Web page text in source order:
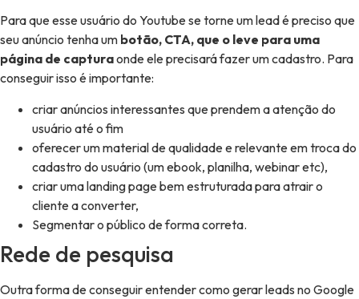
Para que esse usuário do Youtube se torne um lead é preciso que
seu anúncio tenha um botão, CTA, que o leve para uma
página de capturaonde ele precisará fazer um cadastro. Para
conseguir isso é importante:
criar anúncios interessantes que prendem a atenção do
usuário até o fim
oferecer um material de qualidade e relevante em troca do
cadastro do usuário (um ebook, planilha, webinar etc),
criar uma landing page bem estruturada para atrair o
cliente a converter,
Segmentar o público de forma correta.
Rede de pesquisa
Outra forma de conseguir entender como gerar leads no Google